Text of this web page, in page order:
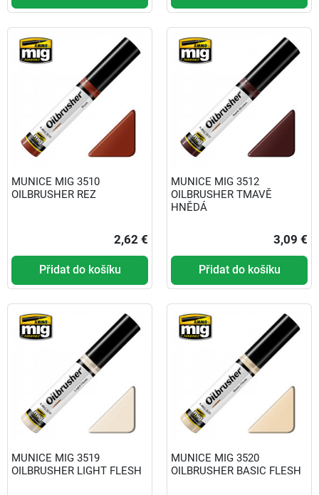
MUNICE MIG 3510
OILBRUSHER REZ
2,62 €
Přidat do košíku
MUNICE MIG 3512
OILBRUSHER TMAVĚ
HNĚDÁ
3,09 €
Přidat do košíku
MUNICE MIG 3519
OILBRUSHER LIGHT FLESH
MUNICE MIG 3520
OILBRUSHER BASIC FLESH